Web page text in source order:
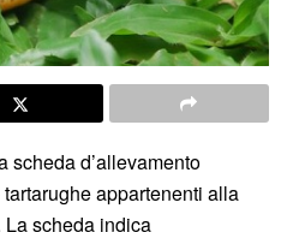
scheda d’allevamento
appartenenti alla
La scheda indica